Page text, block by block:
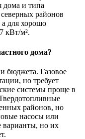
дома и типа
районов
а для хорошо
кВт/м².
дома?
бюджета. Газовое
но требует
системы проще в
районов, но
насосы или
варианты, но их